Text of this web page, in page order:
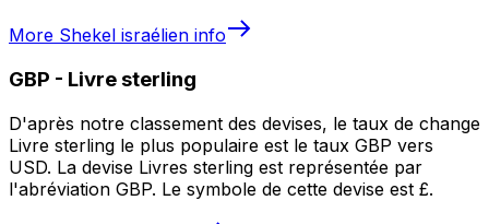
More Shekel israélien info
GBP - Livre sterling
D'après notre classement des devises, le taux de change
Livre sterling le plus populaire est le taux GBP vers
USD. La devise Livres sterling est représentée par
l'abréviation GBP. Le symbole de cette devise est £.